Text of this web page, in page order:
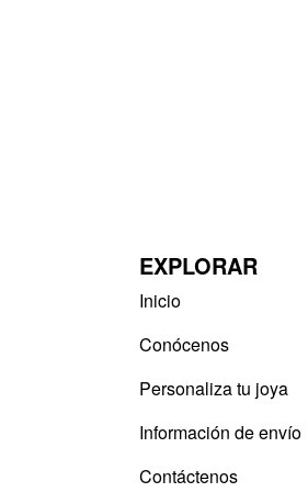
EXPLORAR
Inicio
Conócenos
Personaliza tu joya
Información de envío
Contáctenos